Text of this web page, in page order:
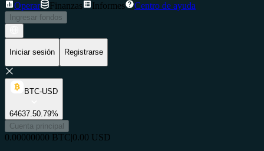
Operar Finanzas Informes Centro de ayuda
Ingresar fondos
Iniciar sesión Registrarse
BTC-USD
64637.50.79%
Cuenta principal
0.00000000 BTC|0.00 USD